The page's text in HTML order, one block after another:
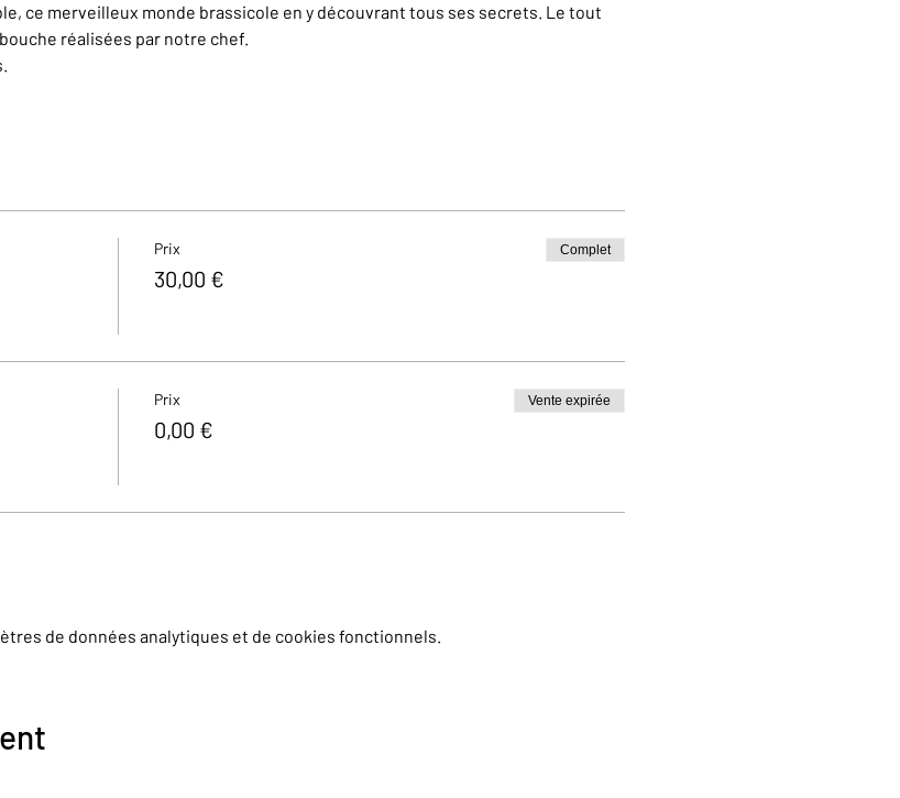
ce merveilleux monde brassicole en y découvrant tous ses secrets. Le tout
réalisées par notre chef.
Prix
30,00 €
Complet
Prix
0,00 €
Vente expirée
de données analytiques et de cookies fonctionnels.